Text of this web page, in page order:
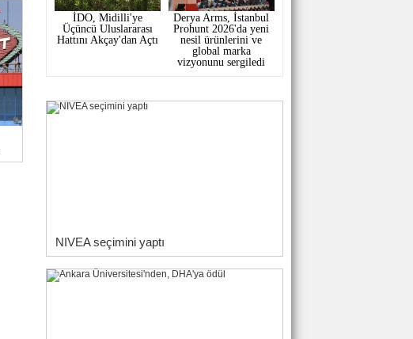
İDO, Midilli'ye
Üçüncü Uluslararası
Hattını Akçay'dan Açtı
Derya Arms, İstanbul
Prohunt 2026'da yeni
nesil ürünlerini ve
global marka
vizyonunu sergiledi
NIVEA seçimini yaptı